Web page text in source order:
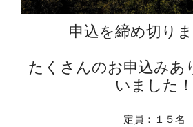
申込を締め切りま
たくさんのお申込みあ
いました！
定員：１５名